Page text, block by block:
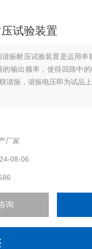
试验装置
谐振耐压试验装置是运用串
的输出频率，使得回路中
谐振，谐振电压即为试品上
厂家
08-06
询